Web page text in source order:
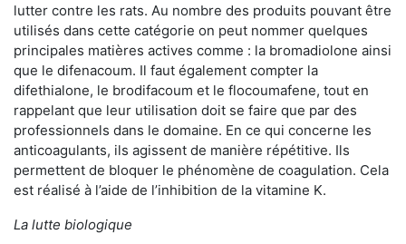
lutter contre les rats. Au nombre des produits pouvant être
utilisés dans cette catégorie on peut nommer quelques
principales matières actives comme : la bromadiolone ainsi
que le difenacoum. Il faut également compter la
difethialone, le brodifacoum et le flocoumafene, tout en
rappelant que leur utilisation doit se faire que par des
professionnels dans le domaine. En ce qui concerne les
anticoagulants, ils agissent de manière répétitive. Ils
permettent de bloquer le phénomène de coagulation. Cela
est réalisé à l’aide de l’inhibition de la vitamine K.
La lutte biologique